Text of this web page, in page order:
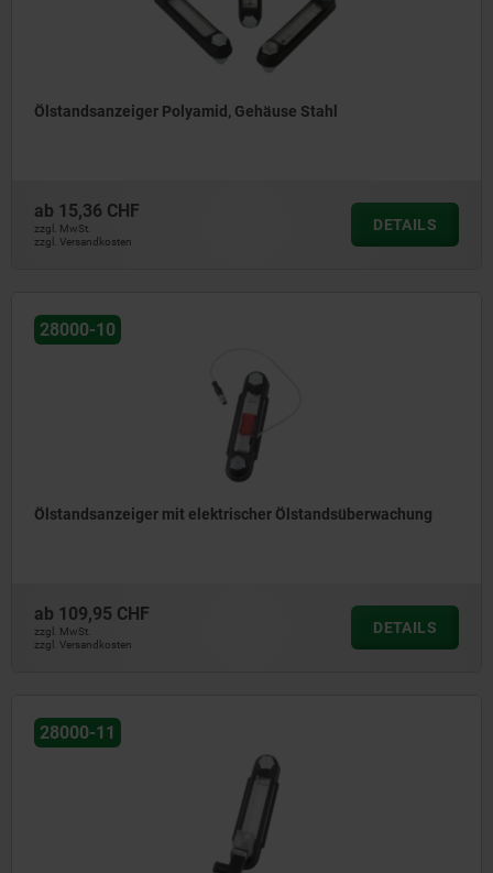
Ölstandsanzeiger Polyamid, Gehäuse Stahl
ab 15,36 CHF
zzgl. MwSt.
zzgl. Versandkosten
DETAILS
28000-10
Ölstandsanzeiger mit elektrischer Ölstandsüberwachung
ab 109,95 CHF
zzgl. MwSt.
zzgl. Versandkosten
DETAILS
28000-11